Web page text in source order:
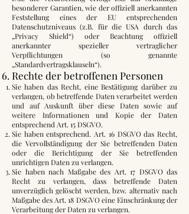
besonderer Garantien, wie der offiziell anerkannten
Feststellung eines der EU entsprechenden
Datenschutzniveaus (z.B. für die USA durch das
„Privacy Shield“) oder Beachtung offiziell
anerkannter spezieller vertraglicher
Verpflichtungen (so genannte
„Standardvertragsklauseln“).
Rechte der betroffenen Personen
Sie haben das Recht, eine Bestätigung darüber zu
verlangen, ob betreffende Daten verarbeitet werden
und auf Auskunft über diese Daten sowie auf
weitere Informationen und Kopie der Daten
entsprechend Art. 15 DSGVO.
Sie haben entsprechend. Art. 16 DSGVO das Recht,
die Vervollständigung der Sie betreffenden Daten
oder die Berichtigung der Sie betreffenden
unrichtigen Daten zu verlangen.
Sie haben nach Maßgabe des Art. 17 DSGVO das
Recht zu verlangen, dass betreffende Daten
unverzüglich gelöscht werden, bzw. alternativ nach
Maßgabe des Art. 18 DSGVO eine Einschränkung der
Verarbeitung der Daten zu verlangen.